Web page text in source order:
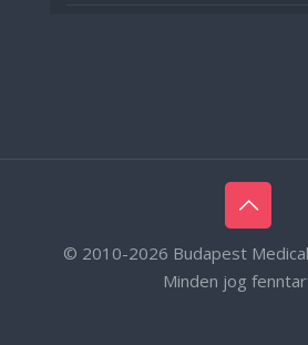
© 2010-2026 Budapest
Minden jog